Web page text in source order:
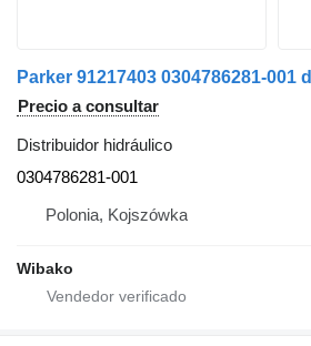
Precio a consultar
Distribuidor hidráulico
0304786281-001
Polonia, Kojszówka
Wibako